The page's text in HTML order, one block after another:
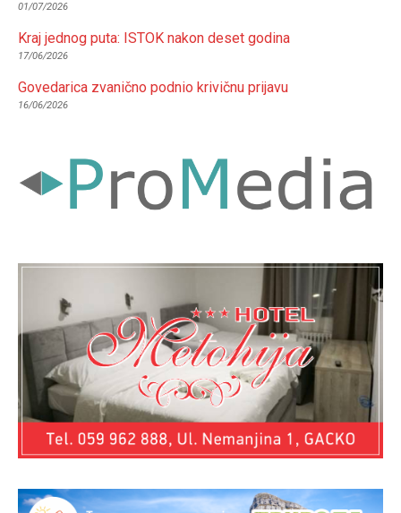
01/07/2026
Kraj jednog puta: ISTOK nakon deset godina
17/06/2026
Govedarica zvanično podnio krivičnu prijavu
16/06/2026